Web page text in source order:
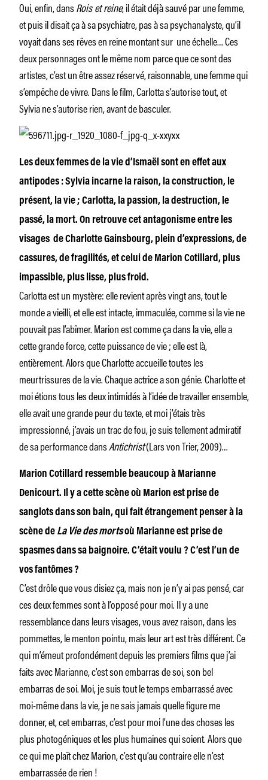
Oui, enfin, dansRois et reine, il était déjà sauvé par une femme,
et puis il disait ça à sa psychiatre, pas à sa psychanalyste, qu’il
voyait dans ses rêves en reine montant sur une échelle… Ces
deux personnages ont le même nom parce que ce sont des
artistes, c’est un être assez réservé, raisonnable, une femme qui
s’empêche de vivre. Dans le film, Carlotta s’autorise tout, et
Sylvia ne s’autorise rien, avant de basculer.
Les deux femmes de la vie d’Ismaël sont en effet aux
antipodes : Sylvia incarne la raison, la construction, le
présent, la vie ; Carlotta, la passion, la destruction, le
passé, la mort. On retrouve cet antagonisme entre les
visages de Charlotte Gainsbourg, plein d’expressions, de
cassures, de fragilités, et celui de Marion Cotillard, plus
impassible, plus lisse, plus froid.
Carlotta est un mystère: elle revient après vingt ans, tout le
monde a vieilli, et elle est intacte, immaculée, comme si la vie ne
pouvait pas l’abîmer. Marion est comme ça dans la vie, elle a
cette grande force, cette puissance de vie ; elle est là,
entièrement. Alors que Charlotte accueille toutes les
meurtrissures de la vie. Chaque actrice a son génie. Charlotte et
moi étions tous les deux intimidés à l’idée de travailler ensemble,
elle avait une grande peur du texte, et moi j’étais très
impressionné, j’avais un trac de fou, je suis tellement admiratif
de sa performance dansAntichrist(Lars von Trier, 2009)…
Marion Cotillard ressemble beaucoup à Marianne
Denicourt. Il y a cette scène où Marion est prise de
sanglots dans son bain, qui fait étrangement penser à la
scène de La Vie des mortsoù Marianne est prise de
spasmes dans sa baignoire. C’était voulu ? C’est l’un de
vos fantômes ?
C’est drôle que vous disiez ça, mais non je n’y ai pas pensé, car
ces deux femmes sont à l’opposé pour moi. Il y a une
ressemblance dans leurs visages, vous avez raison, dans les
pommettes, le menton pointu, mais leur art est très différent. Ce
qui m’émeut profondément depuis les premiers films que j’ai
faits avec Marianne, c’est son embarras de soi, son bel
embarras de soi. Moi, je suis tout le temps embarrassé avec
moi-même dans la vie, je ne sais jamais quelle figure me
donner, et, cet embarras, c’est pour moi l’une des choses les
plus photogéniques et les plus humaines qui soient. Alors que
ce qui me plaît chez Marion, c’est qu’au contraire elle n’est
embarrassée de rien !